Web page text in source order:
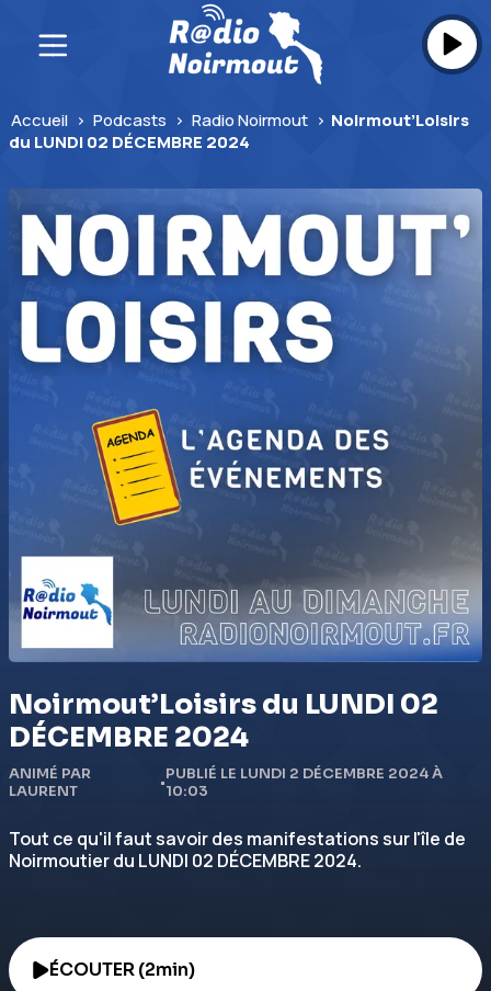
Accueil > Podcasts > Radio Noirmout > Noirmout’Loisirs
du LUNDI 02 DÉCEMBRE 2024
Noirmout’Loisirs du LUNDI 02
DÉCEMBRE 2024
ANIMÉ PAR
LAURENT
•PUBLIÉ LE LUNDI 2 DÉCEMBRE 2024 À
10:03
Tout ce qu'il faut savoir des manifestations sur l'île de
Noirmoutier du LUNDI 02 DÉCEMBRE 2024.
ÉCOUTER (2min)